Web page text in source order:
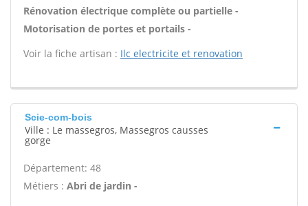
Rénovation électrique complète ou partielle -
Motorisation de portes et portails -
Voir la fiche artisan : Ilc electricite et renovation
Scie-com-bois
Ville : Le massegros, Massegros causses
gorge
Département: 48
Métiers : Abri de jardin -